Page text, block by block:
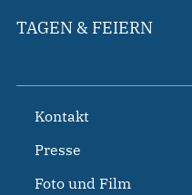
TAGEN & FEIERN
Kontakt
Presse
Foto und Film